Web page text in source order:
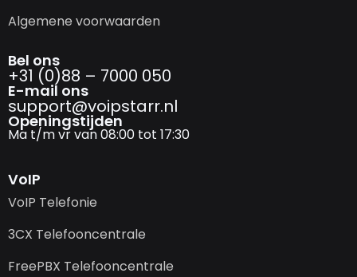
Algemene voorwaarden
Bel ons
+31 (0)88 – 7000 050
E-mail ons
support@­voipstarr.nl
Openingstijden
Ma t/m vr van 08:00 tot 17:30
VoIP
VoIP Telefonie
3CX Telefooncentrale
FreePBX Telefooncentrale